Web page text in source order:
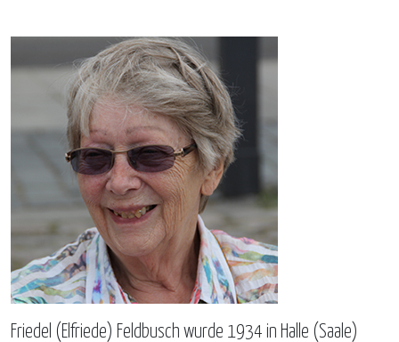
Friedel (Elfriede) Feldbusch wurde 1934 in Halle (Saale)